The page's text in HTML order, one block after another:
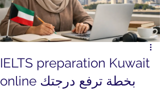
IELTS preparation Kuwait
online بخطة ترفع درجتك